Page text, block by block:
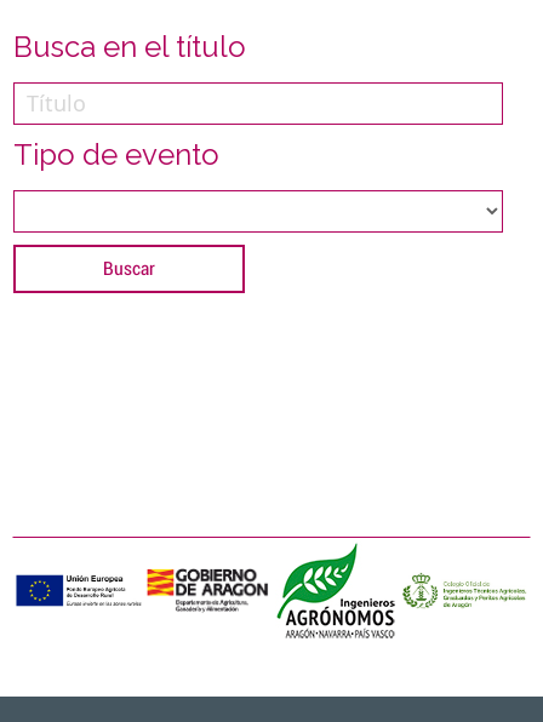
Busca en el título
Tipo de evento